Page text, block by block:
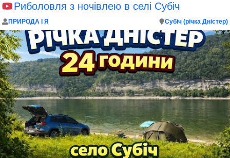
Риболовля з ночівлею в селі Субіч
ПРИРОДА І Я Субіч (річка Дністер)